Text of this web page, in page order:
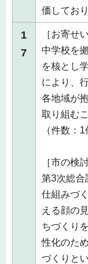
価してお
1
7
［お寄せ
中学校を
を核とし
により、
各地域が
取り組む
（件数：1
［市の検
第3次総合
仕組みづ
える顔の
ちづくり
性化のた
づくりと